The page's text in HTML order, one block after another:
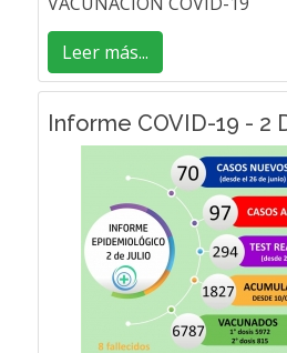
Leer más...
Informe COVID-19 - 2